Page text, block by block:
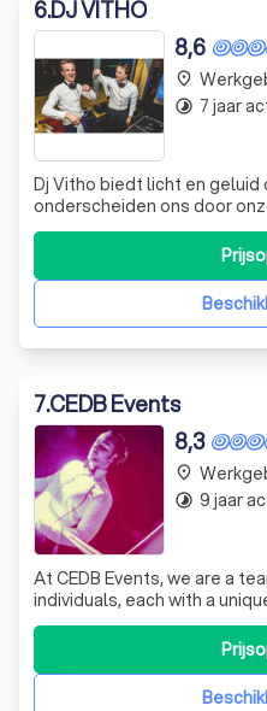
6.DJ VITHO
8,6
Dj Vitho biedt licht en
onderscheiden ons door
en bieden u een
prijs. Dit doen we al meer dan 10 jaar
focus op de klant zodat het
place
timelapse 7 jaar
7.CEDB Events
8,3
At CEDB Events, we are a
individuals, each with a
of experience in the field.
creators of unforgettable
wide range of events, from
parties to weddings,
place
timelapse 9 jaar